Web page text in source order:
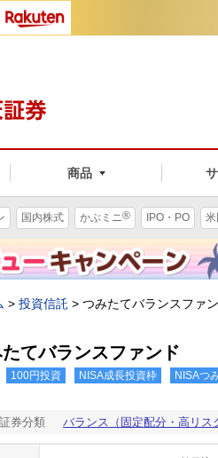
商品
国内株式 かぶミニ® IPO・PO
> 投資信託 > つみたてバランスファ
てバランスファンド
100円投資 NISA成長投資枠 NISAつ
券分類 バランス（固定配分・高リス